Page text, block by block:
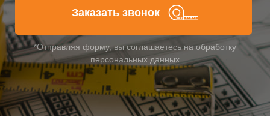
Заказать звонок
*Отправляя форму, вы соглашаетесь на обработку
персональных данных